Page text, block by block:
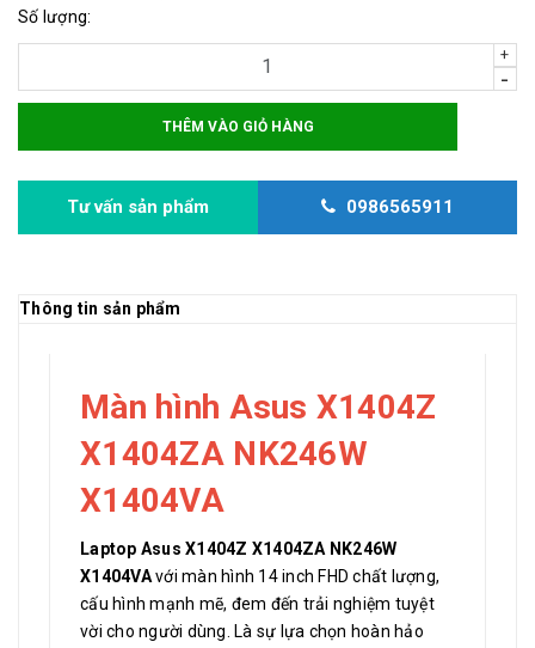
Số lượng:
+
-
THÊM VÀO GIỎ HÀNG
Tư vấn sản phẩm 0986565911
Thông tin sản phẩm
Màn hình Asus X1404Z
X1404ZA NK246W
X1404VA
Laptop Asus X1404Z X1404ZA NK246W
X1404VAvới màn hình 14 inch FHD chất lượng,
cấu hình mạnh mẽ, đem đến trải nghiệm tuyệt
vời cho người dùng. Là sự lựa chọn hoàn hảo